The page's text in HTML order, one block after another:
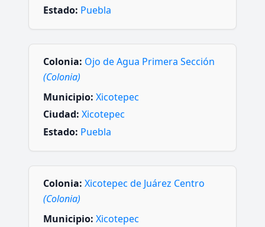
Estado: Puebla
Colonia: Ojo de Agua Primera Sección
(Colonia)
Municipio: Xicotepec
Ciudad: Xicotepec
Estado: Puebla
Colonia: Xicotepec de Juárez Centro
(Colonia)
Municipio: Xicotepec